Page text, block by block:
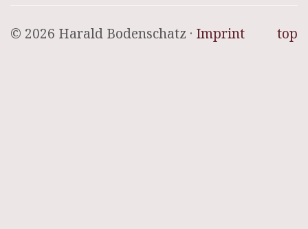
top
© 2026 Harald Bodenschatz · Imprint